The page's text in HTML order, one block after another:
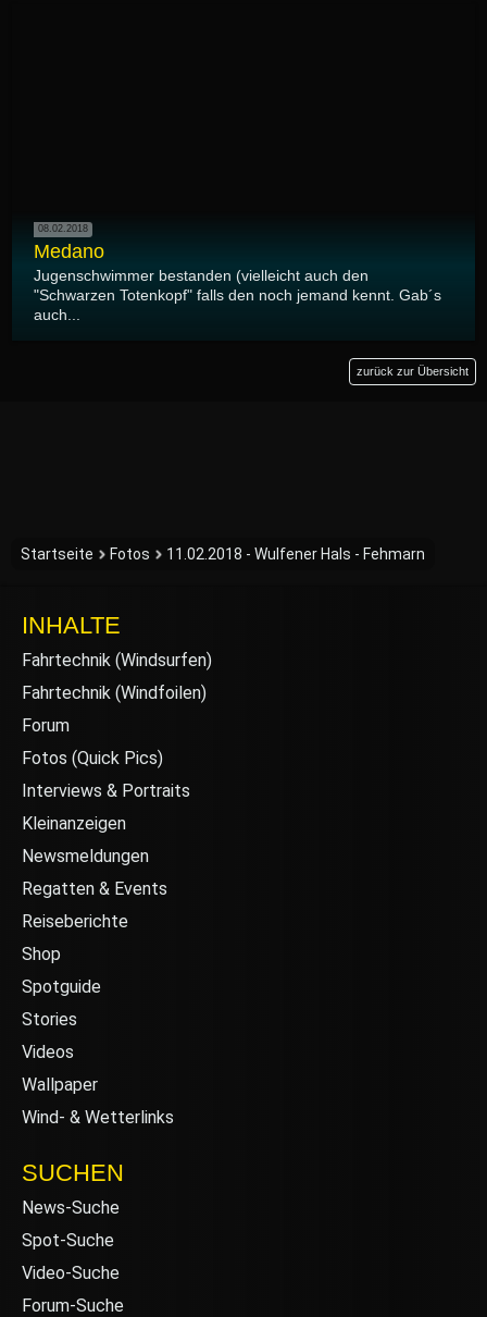
08.02.2018
Medano
Jugenschwimmer bestanden (vielleicht auch den
"Schwarzen Totenkopf" falls den noch jemand kennt. Gab´s
auch...
zurück zur Übersicht
Startseite Fotos 11.02.2018 - Wulfener Hals - Fehmarn
INHALTE
Fahrtechnik (Windsurfen)
Fahrtechnik (Windfoilen)
Forum
Fotos (Quick Pics)
Interviews & Portraits
Kleinanzeigen
Newsmeldungen
Regatten & Events
Reiseberichte
Shop
Spotguide
Stories
Videos
Wallpaper
Wind- & Wetterlinks
SUCHEN
News-Suche
Spot-Suche
Video-Suche
Forum-Suche